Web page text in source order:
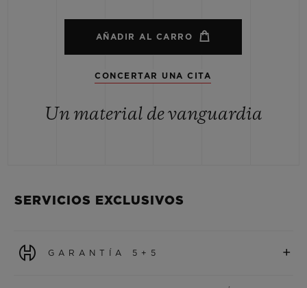
AÑADIR AL CARRO
CONCERTAR UNA CITA
Un material de vanguardia
SERVICIOS EXCLUSIVOS
GARANTÍA 5+5 +